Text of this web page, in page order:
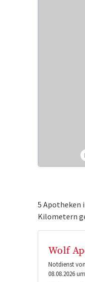
5 Apotheken
Kilometern
Wolf
Notdienst
08.08.2026